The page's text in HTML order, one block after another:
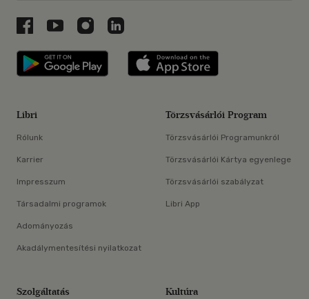
Libri a Facebookon
Libri a Youtube-on
Libri az Instagramon
Libri a LinkedInen
Libri applikáció Szerezd meg: Google
Libri
Rólunk
Karrier
Impresszum
Társadalmi programok
Adományozás
Akadálymentesítési nyilatkozat
Törzsvásárlói Program
Törzsvásárlói Programunkról
Törzsvásárlói Kártya egyenlege
Törzsvásárlói szabályzat
Libri App
Szolgáltatás Kultúra